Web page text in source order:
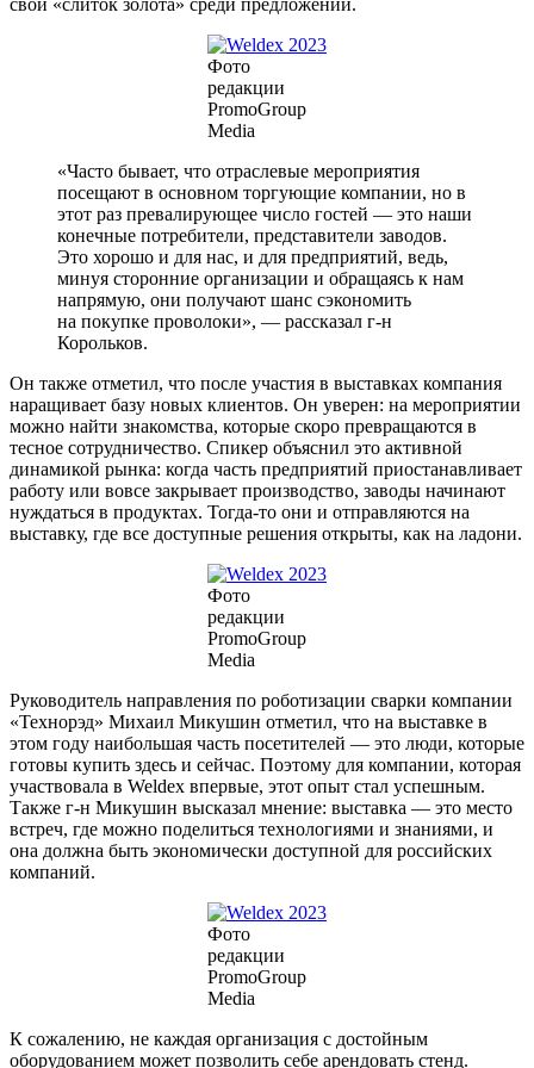
Фото
редакции
PromoGroup
Media
«Часто бывает, что отраслевые мероприятия
посещают в основном торгующие компании, но в
этот раз превалирующее число гостей — это наши
конечные потребители, представители заводов.
Это хорошо и для нас, и для предприятий, ведь,
минуя сторонние организации и обращаясь к нам
напрямую, они получают шанс сэкономить
на покупке проволоки», — рассказал г-н
Корольков.
Он также отметил, что после участия в выставках компания
наращивает базу новых клиентов. Он уверен: на мероприятии
можно найти знакомства, которые скоро превращаются в
тесное сотрудничество. Спикер объяснил это активной
динамикой рынка: когда часть предприятий приостанавливает
работу или вовсе закрывает производство, заводы начинают
нуждаться в продуктах. Тогда-то они и отправляются на
выставку, где все доступные решения открыты, как на ладони.
Фото
редакции
PromoGroup
Media
Руководитель направления по роботизации сварки компании
«Технорэд» Михаил Микушин отметил, что на выставке в
этом году наибольшая часть посетителей — это люди, которые
готовы купить здесь и сейчас. Поэтому для компании, которая
участвовала в Weldex впервые, этот опыт стал успешным.
Также г-н Микушин высказал мнение: выставка — это место
встреч, где можно поделиться технологиями и знаниями, и
она должна быть экономически доступной для российских
компаний.
Фото
редакции
PromoGroup
Media
К сожалению, не каждая организация с достойным
оборудованием может позволить себе арендовать стенд.